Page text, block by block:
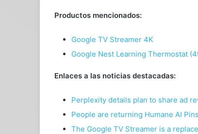
Productos mencionados:
Google TV Streamer 4K
Google Nest Learning Thermostat
Enlaces a las noticias destacadas:
Perplexity details plan to share ad
People are returning Humane AI
The Google TV Streamer is a